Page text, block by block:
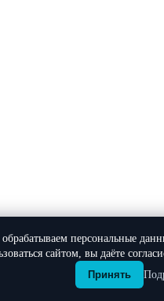
персональные
сайтом, вы даёте
Принять